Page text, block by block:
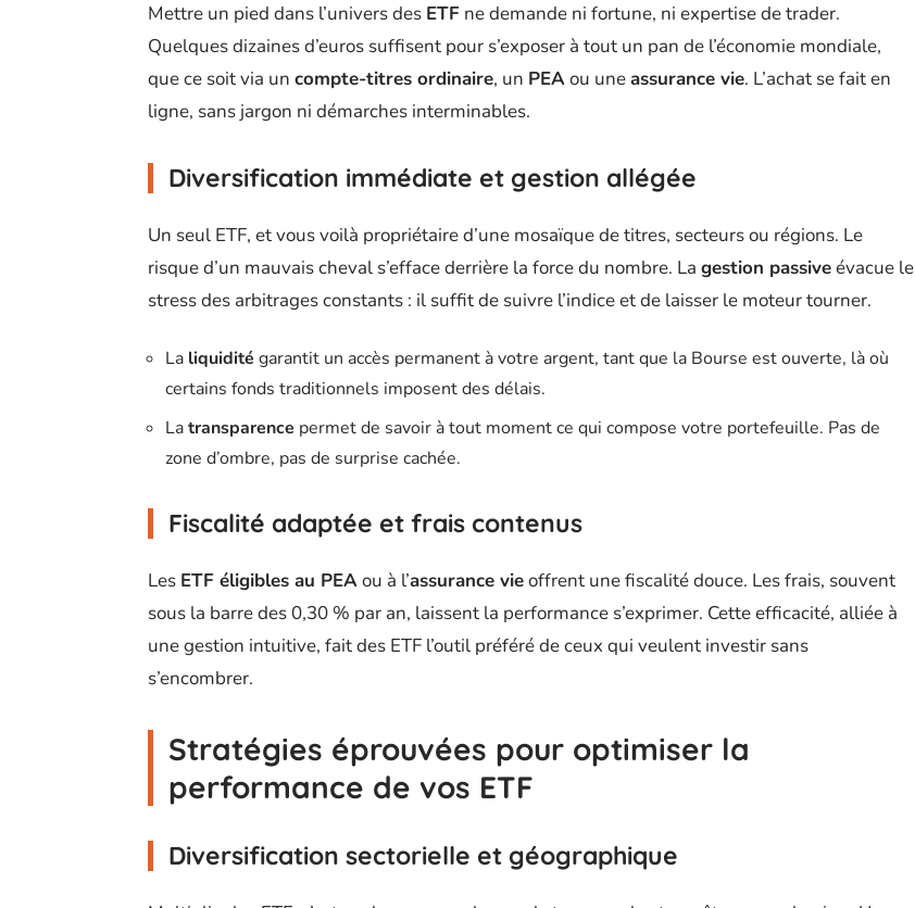
Mettre un pied dans l’univers des ETF ne demande ni fortune, ni expertise de trader.
Quelques dizaines d’euros suffisent pour s’exposer à tout un pan de l’économie mondiale,
que ce soit via un compte-titres ordinaire, un PEAou uneassurance vie. L’achat se fait en
ligne, sans jargon ni démarches interminables.
Diversification immédiate et gestion allégée
Un seul ETF, et vous voilà propriétaire d’une mosaïque de titres, secteurs ou régions. Le
risque d’un mauvais cheval s’efface derrière la force du nombre. La gestion passiveévacue le
stress des arbitrages constants : il suffit de suivre l’indice et de laisser le moteur tourner.
La liquidité garantit un accès permanent à votre argent, tant que la Bourse est ouverte, là où
certains fonds traditionnels imposent des délais.
Latransparence permet de savoir à tout moment ce qui compose votre portefeuille. Pas de
zone d’ombre, pas de surprise cachée.
Fiscalité adaptée et frais contenus
Les ETF éligibles au PEAou à l’assurance vieoffrent une fiscalité douce. Les frais, souvent
sous la barre des 0,30 % par an, laissent la performance s’exprimer. Cette efficacité, alliée à
une gestion intuitive, fait des ETF l’outil préféré de ceux qui veulent investir sans
s’encombrer.
Stratégies éprouvées pour optimiser la
performance de vos ETF
Diversification sectorielle et géographique